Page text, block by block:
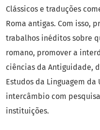
Clássicos e traduções
Roma antigas. Com isso,
trabalhos inéditos sobre
romano, promover a
ciências da Antiguidade,
Estudos da Linguagem
intercâmbio com
instituições.